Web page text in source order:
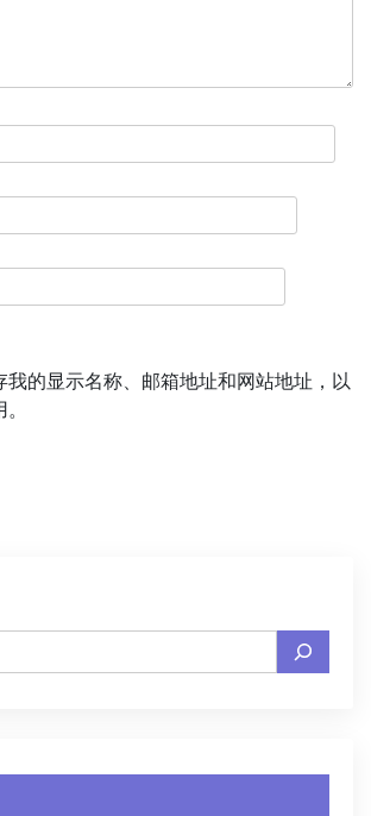
我的显示名称、邮箱地址和网站地址，以